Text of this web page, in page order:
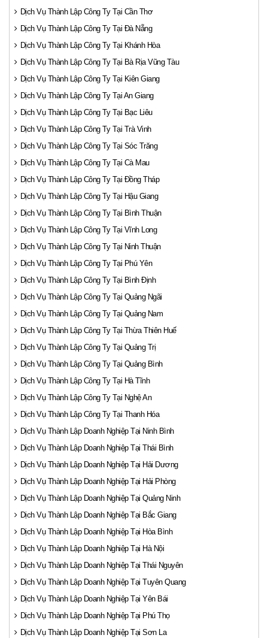
Dịch Vụ Thành Lập Công Ty Tại Cần Thơ
Dịch Vụ Thành Lập Công Ty Tại Đà Nẵng
Dịch Vụ Thành Lập Công Ty Tại Khánh Hòa
Dịch Vụ Thành Lập Công Ty Tại Bà Rịa Vũng Tàu
Dịch Vụ Thành Lập Công Ty Tại Kiên Giang
Dịch Vụ Thành Lập Công Ty Tại An Giang
Dịch Vụ Thành Lập Công Ty Tại Bạc Liêu
Dịch Vụ Thành Lập Công Ty Tại Trà Vinh
Dịch Vụ Thành Lập Công Ty Tại Sóc Trăng
Dịch Vụ Thành Lập Công Ty Tại Cà Mau
Dịch Vụ Thành Lập Công Ty Tại Đồng Tháp
Dịch Vụ Thành Lập Công Ty Tại Hậu Giang
Dịch Vụ Thành Lập Công Ty Tại Bình Thuận
Dịch Vụ Thành Lập Công Ty Tại Vĩnh Long
Dịch Vụ Thành Lập Công Ty Tại Ninh Thuận
Dịch Vụ Thành Lập Công Ty Tại Phú Yên
Dịch Vụ Thành Lập Công Ty Tại Bình Định
Dịch Vụ Thành Lập Công Ty Tại Quảng Ngãi
Dịch Vụ Thành Lập Công Ty Tại Quảng Nam
Dịch Vụ Thành Lập Công Ty Tại Thừa Thiên Huế
Dịch Vụ Thành Lập Công Ty Tại Quảng Trị
Dịch Vụ Thành Lập Công Ty Tại Quảng Bình
Dịch Vụ Thành Lập Công Ty Tại Hà Tĩnh
Dịch Vụ Thành Lập Công Ty Tại Nghệ An
Dịch Vụ Thành Lập Công Ty Tại Thanh Hóa
Dịch Vụ Thành Lập Doanh Nghiệp Tại Ninh Bình
Dịch Vụ Thành Lập Doanh Nghiệp Tại Thái Bình
Dịch Vụ Thành Lập Doanh Nghiệp Tại Hải Dương
Dịch Vụ Thành Lập Doanh Nghiệp Tại Hải Phòng
Dịch Vụ Thành Lập Doanh Nghiệp Tại Quảng Ninh
Dịch Vụ Thành Lập Doanh Nghiệp Tại Bắc Giang
Dịch Vụ Thành Lập Doanh Nghiệp Tại Hòa Bình
Dịch Vụ Thành Lập Doanh Nghiệp Tại Hà Nội
Dịch Vụ Thành Lập Doanh Nghiệp Tại Thái Nguyên
Dịch Vụ Thành Lập Doanh Nghiệp Tại Tuyên Quang
Dịch Vụ Thành Lập Doanh Nghiệp Tại Yên Bái
Dịch Vụ Thành Lập Doanh Nghiệp Tại Phú Thọ
Dịch Vụ Thành Lập Doanh Nghiệp Tại Sơn La